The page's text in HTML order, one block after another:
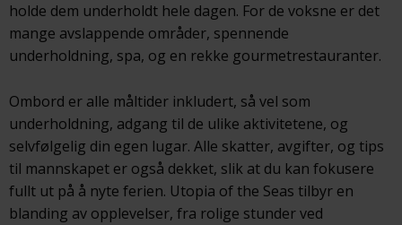
holde dem underholdt hele dagen. For de voksne er det
mange avslappende områder, spennende
underholdning, spa, og en rekke gourmetrestauranter.
Ombord er alle måltider inkludert, så vel som
underholdning, adgang til de ulike aktivitetene, og
selvfølgelig din egen lugar. Alle skatter, avgifter, og tips
til mannskapet er også dekket, slik at du kan fokusere
fullt ut på å nyte ferien. Utopia of the Seas tilbyr en
blanding av opplevelser, fra rolige stunder ved